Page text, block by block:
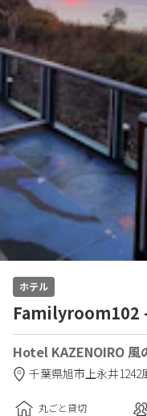
ホテル
Familyroom102
Hotel KAZENOIRO 風
千葉県旭市上永井1242
丸ごと貸切